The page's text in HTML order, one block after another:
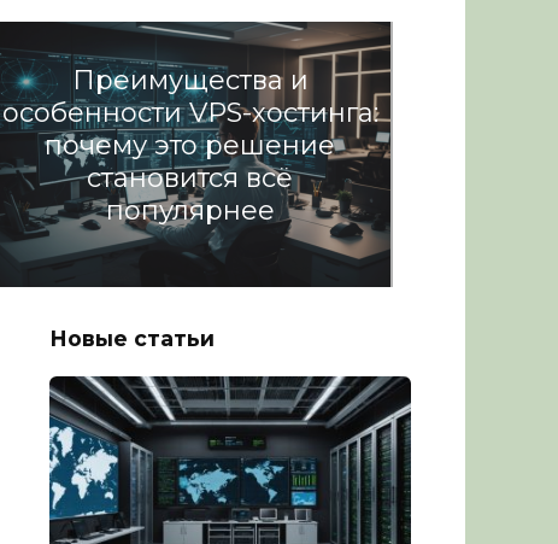
Преимущества и
особенности VPS-хостинга:
почему это решение
становится всё
популярнее
Разное
Новые статьи